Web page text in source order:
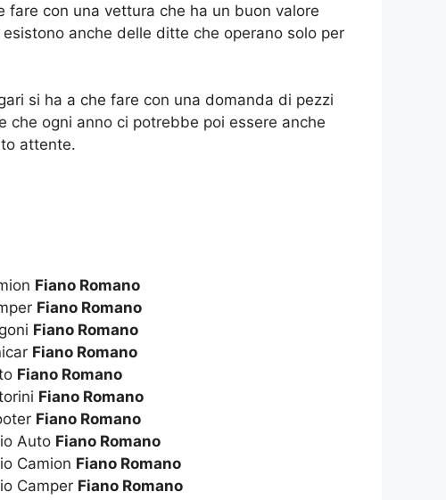
fare con una vettura che ha un buon valore
anche delle ditte che operano solo per
si ha a che fare con una domanda di pezzi
ogni anno ci potrebbe poi essere anche
attente.
Fiano Romano
Fiano Romano
Fiano Romano
Fiano Romano
Fiano Romano
Fiano Romano
Fiano Romano
Auto Fiano Romano
Camion Fiano Romano
Camper Fiano Romano